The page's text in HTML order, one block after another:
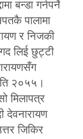
बन्डा गर्नपर्ने
पालामा
र निजकी
लिई छुट्टी
२०५५।
मिलापत्र
देवनारायण
जिकिर